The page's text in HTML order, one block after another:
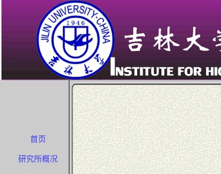
首页
研究所概况